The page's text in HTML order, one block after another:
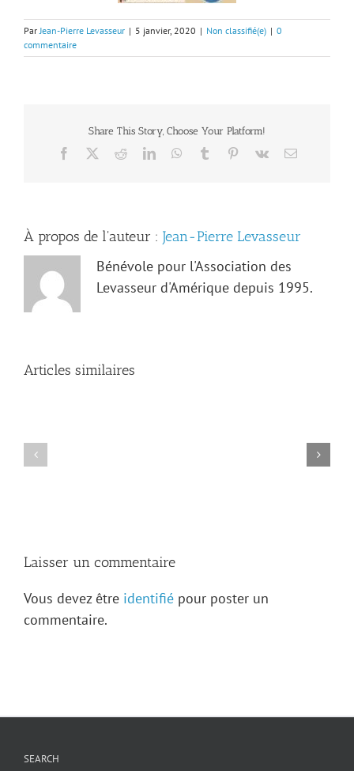
ParJean-Pierre Levasseur | 5 janvier, 2020 | Non classifié(e) | 0
commentaire
Share This Story, Choose Your Platform!
Facebook RedditLinkedInWhatsApp
Tumblr Pinterest
Vk Email
À propos de l'auteur : Jean-Pierre Levasseur
Bénévole pour l'Association des
Levasseur d'Amérique depuis 1995.
Articles similaires
Laisser un commentaire
Vous devez être identifié pour poster un
commentaire.
SEARCH